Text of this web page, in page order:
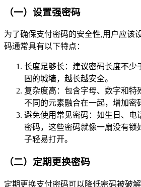
（一）设置强密码
为了确保支付密码的安全性,用户应该
码通常具有以下特点：
长度足够长：建议密码长度不少
固的城墙，越长越安全。
复杂度高：包含字母、数字和特
不同的元素融合在一起，增加密
避免使用常见密码：如生日、电
密码，这些密码就像一扇没有锁
子轻易打开。
（二）定期更换密码
定期更换支付密码可以降低密码被破